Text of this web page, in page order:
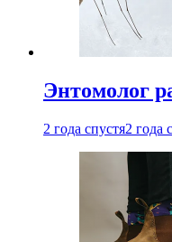
Энтомолог
2 года спустя2 года